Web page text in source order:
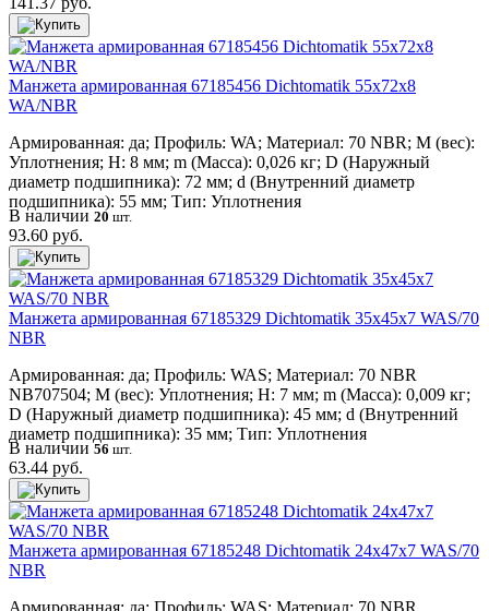
Манжета армированная 67185456 Dichtomatik 55x72x8
WA/NBR
Армированная: да; Профиль: WA; Материал: 70 NBR; M (вес):
Уплотнения; H: 8 мм; m (Масса): 0,026 кг; D (Наружный
диаметр подшипника): 72 мм; d (Внутренний диаметр
подшипника): 55 мм; Тип: Уплотнения
В наличии 20 шт.
93.60 руб.
Манжета армированная 67185329 Dichtomatik 35x45x7 WAS/70
NBR
Армированная: да; Профиль: WAS; Материал: 70 NBR
NB707504; M (вес): Уплотнения; H: 7 мм; m (Масса): 0,009 кг;
D (Наружный диаметр подшипника): 45 мм; d (Внутренний
диаметр подшипника): 35 мм; Тип: Уплотнения
В наличии56 шт.
63.44 руб.
Манжета армированная 67185248 Dichtomatik 24x47x7 WAS/70
NBR
Армированная: да; Профиль: WAS; Материал: 70 NBR